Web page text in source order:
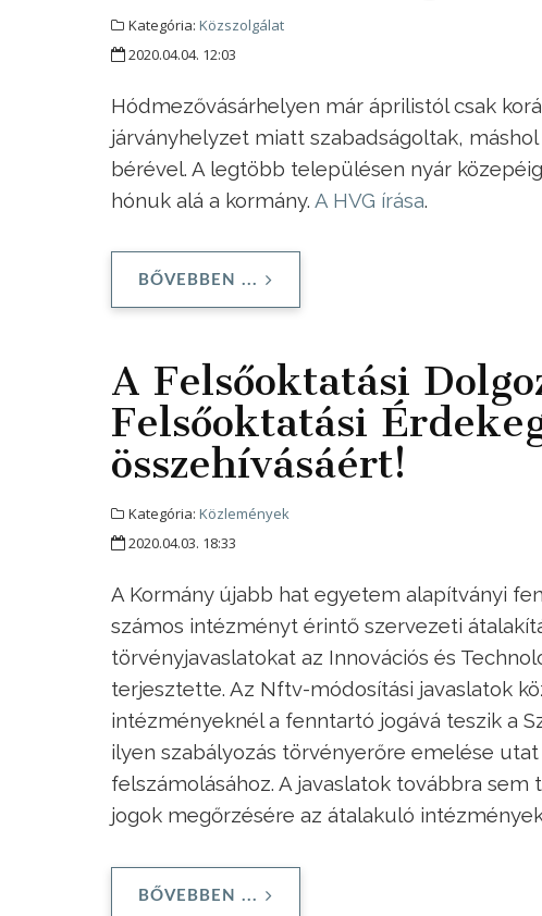
Kategória: Közszolgálat
2020.04.04. 12:03
Hódmezővásárhelyen már áprilistól csak
járványhelyzet miatt szabadságoltak,
bérével. A legtöbb településen nyár
hónuk alá a kormány. A HVG írása.
BŐVEBBEN ...
A Felsőoktatási
Felsőoktatási
összehívásáért!
Kategória: Közlemények
2020.04.03. 18:33
A Kormány újabb hat egyetem alapítványi
számos intézményt érintő szervezeti
törvényjavaslatokat az Innovációs és
terjesztette. Az Nftv-módosítási javaslatok
intézményeknél a fenntartó jogává teszik a
ilyen szabályozás törvényerőre emelése
felszámolásához. A javaslatok továbbra
jogok megőrzésére az átalakuló
BŐVEBBEN ...